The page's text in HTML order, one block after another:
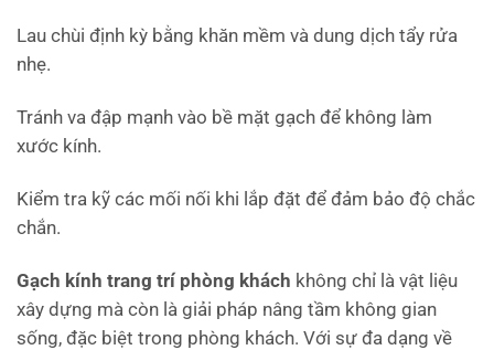
Lau chùi định kỳ bằng khăn mềm và dung dịch tẩy rửa
nhẹ.
Tránh va đập mạnh vào bề mặt gạch để không làm
xước kính.
Kiểm tra kỹ các mối nối khi lắp đặt để đảm bảo độ chắc
chắn.
Gạch kính trang trí phòng khách không chỉ là vật liệu
xây dựng mà còn là giải pháp nâng tầm không gian
sống, đặc biệt trong phòng khách. Với sự đa dạng về